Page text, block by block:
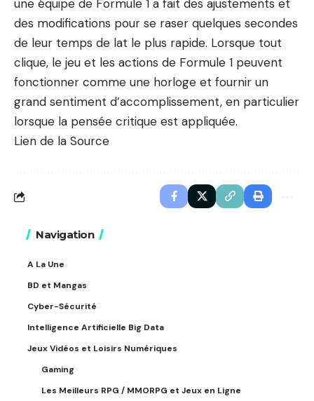
une équipe de Formule 1 a fait des ajustements et
des modifications pour se raser quelques secondes
de leur temps de lat le plus rapide. Lorsque tout
clique, le jeu et les actions de Formule 1 peuvent
fonctionner comme une horloge et fournir un
grand sentiment d’accomplissement, en particulier
lorsque la pensée critique est appliquée.
Lien de la Source
Navigation
A La Une
BD et Mangas
Cyber-Sécurité
Intelligence Artificielle Big Data
Jeux Vidéos et Loisirs Numériques
Gaming
Les Meilleurs RPG / MMORPG et Jeux en Ligne